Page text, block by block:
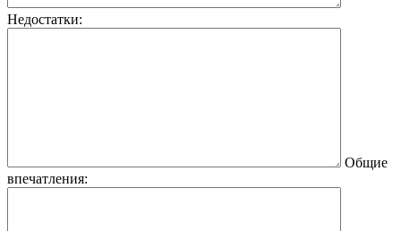
Недостатки:
Общие
впечатления: